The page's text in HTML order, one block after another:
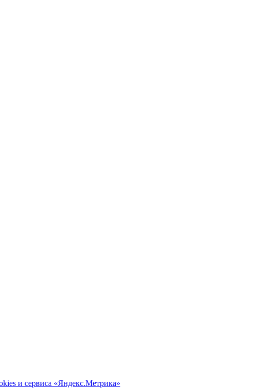
и сервиса «Яндекс.Метрика»